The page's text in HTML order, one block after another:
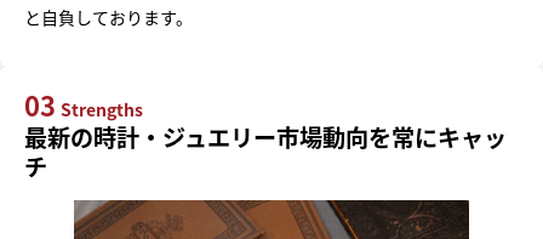
と自負しております。
03 Strengths
最新の時計・ジュエリー市場動向を常にキャッ
チ